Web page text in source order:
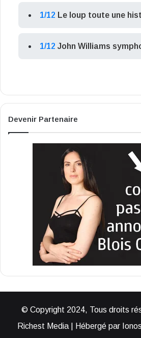
1/12 Le loup toute une
1/12 John Williams
Devenir Partenaire
© Copyright 2024, Tous droits
Richest Media | Hébergé par